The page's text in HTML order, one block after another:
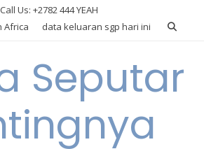
Call Us: +2782 444 YEAH
Africa
data keluaran sgp hari ini
Seputar